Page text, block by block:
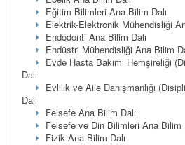
Eğitim Bilimleri Ana Bilim Dalı
Elektrik-Elektronik Mühendisliği
Endodonti Ana Bilim Dalı
Endüstri Mühendisliği Ana Bilim
Evde Hasta Bakımı Hemşireliği
Dalı
Evlilik ve Aile Danışmanlığı
Dalı
Felsefe Ana Bilim Dalı
Felsefe ve Din Bilimleri Ana Bilim
Fizik Ana Bilim Dalı